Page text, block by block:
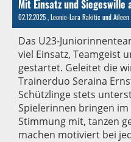
Mit Einsatz und Siegeswille
02.12.2025, Leonie-Lara Rakitic und Aileen
Das U23-
viel Einsatz, Teamgeist
gestartet. Geleitet die
Trainerduo Seraina
Schützlinge stets
Spielerinnen bringen
Stimmung mit, tanzen
machen motiviert bei